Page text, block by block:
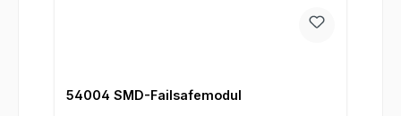
54004 SMD-Failsafemodul